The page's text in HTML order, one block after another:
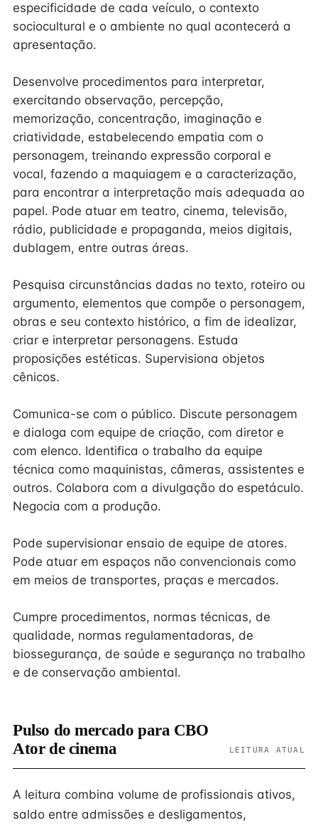
especificidade de cada veículo, o contexto
sociocultural e o ambiente no qual acontecerá a
apresentação.
Desenvolve procedimentos para interpretar,
exercitando observação, percepção,
memorização, concentração, imaginação e
criatividade, estabelecendo empatia com o
personagem, treinando expressão corporal e
vocal, fazendo a maquiagem e a caracterização,
para encontrar a interpretação mais adequada ao
papel. Pode atuar em teatro, cinema, televisão,
rádio, publicidade e propaganda, meios digitais,
dublagem, entre outras áreas.
Pesquisa circunstâncias dadas no texto, roteiro ou
argumento, elementos que compõe o personagem,
obras e seu contexto histórico, a fim de idealizar,
criar e interpretar personagens. Estuda
proposições estéticas. Supervisiona objetos
cênicos.
Comunica-se com o público. Discute personagem
e dialoga com equipe de criação, com diretor e
com elenco. Identifica o trabalho da equipe
técnica como maquinistas, câmeras, assistentes e
outros. Colabora com a divulgação do espetáculo.
Negocia com a produção.
Pode supervisionar ensaio de equipe de atores.
Pode atuar em espaços não convencionais como
em meios de transportes, praças e mercados.
Cumpre procedimentos, normas técnicas, de
qualidade, normas regulamentadoras, de
biossegurança, de saúde e segurança no trabalho
e de conservação ambiental.
Pulso do mercado para CBO
Ator de cinema
LEITURA ATUAL
A leitura combina volume de profissionais ativos,
saldo entre admissões e desligamentos,